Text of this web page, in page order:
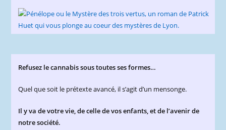
Refusez le cannabis sous toutes ses formes…
Quel que soit le prétexte avancé, il s’agit d’un mensonge.
Il y va de votre vie, de celle de vos enfants, et de l’avenir de
notre société.